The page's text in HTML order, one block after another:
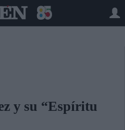
y su “Espíritu